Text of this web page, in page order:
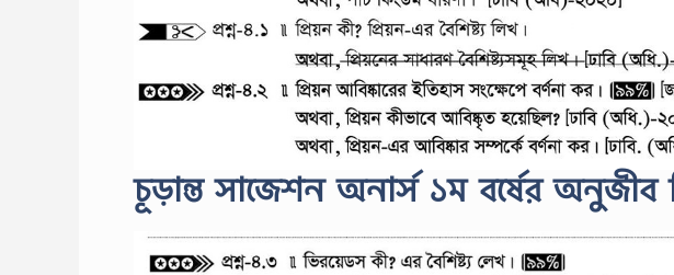
চূড়ান্ত সাজেশন অনার্স ১ম বর্ষের অনুজীব